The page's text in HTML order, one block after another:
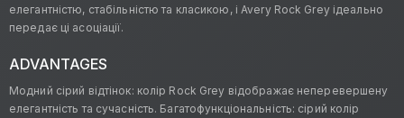
елегантністю, стабільністю та класикою, і Avery Rock Grey ідеально
передає ці асоціації.
ADVANTAGES
Модний сірий відтінок: колір Rock Grey відображає неперевершену
елегантність та сучасність. Багатофункціональність: сірий колір